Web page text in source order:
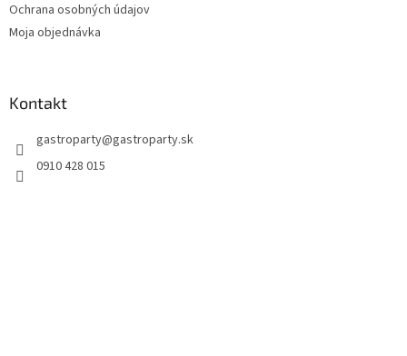
Ochrana osobných údajov
Moja objednávka
Kontakt
gastroparty@gastroparty.sk
0910 428 015